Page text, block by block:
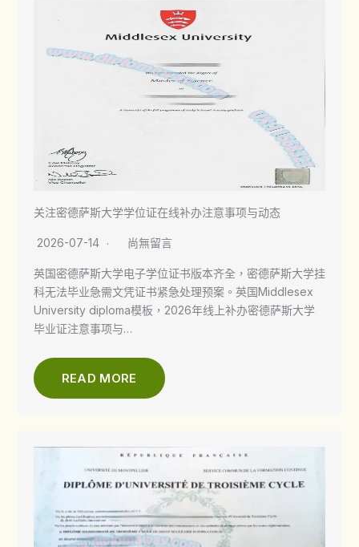
关注密德萨斯大学学位证在线补办注意事项与动态
2026-07-14 尚無留言
英国密德萨斯大学电子学位证书版本齐全，密德萨斯大学挂
科无法毕业急需文凭证书紧急处理预案。英国Middlesex
University diploma模板，2026年线上补办密德萨斯大学
毕业证注意事项与…
READ MORE